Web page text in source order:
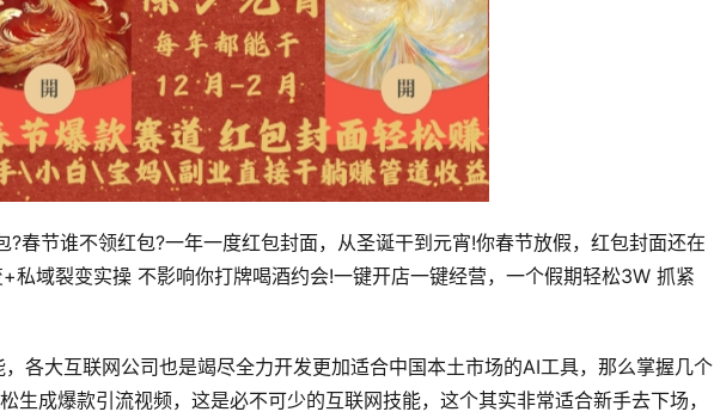
?春节谁不领红包?一年一度红包封面，从圣诞干到元宵!你春节放假，红包封面还在
私域裂变实操 不影响你打牌喝酒约会!一键开店一键经营，一个假期轻松3W 抓紧
各大互联网公司也是竭尽全力开发更加适合中国本土市场的AI工具，那么掌握几个
生成爆款引流视频，这是必不可少的互联网技能，这个其实非常适合新手去下场，